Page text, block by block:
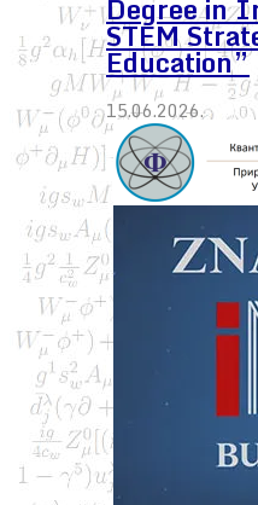
Degree in
STEM
Education”
15.06.2026.